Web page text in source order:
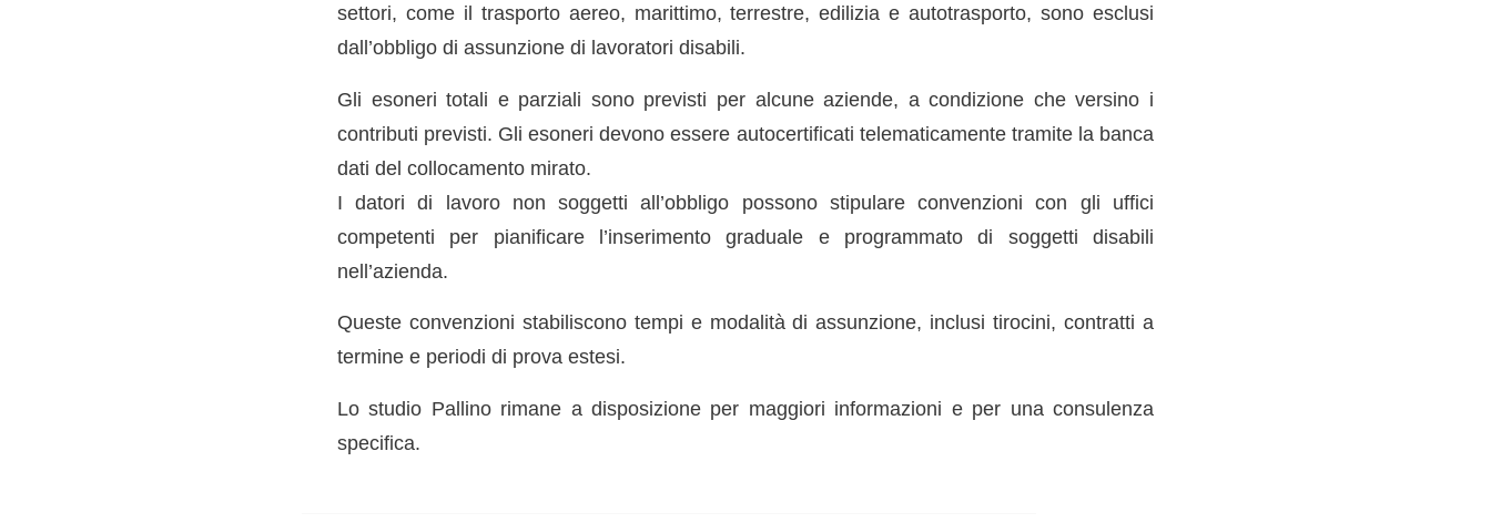
settori, come il trasporto aereo, marittimo, terrestre, edilizia e autotrasporto, sono esclusi
dall’obbligo di assunzione di lavoratori disabili.
Gli esoneri totali e parziali sono previsti per alcune aziende, a condizione che versino i
contributi previsti. Gli esoneri devono essere autocertificati telematicamente tramite la banca
dati del collocamento mirato.
I datori di lavoro non soggetti all’obbligo possono stipulare convenzioni con gli uffici
competenti per pianificare l’inserimento graduale e programmato di soggetti disabili
nell’azienda.
Queste convenzioni stabiliscono tempi e modalità di assunzione, inclusi tirocini, contratti a
termine e periodi di prova estesi.
Lo studio Pallino rimane a disposizione per maggiori informazioni e per una consulenza
specifica.